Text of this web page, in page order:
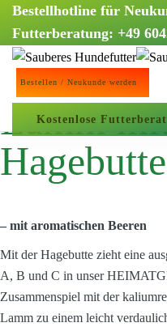
Bestellhotline für
Futterberatung: +49
Bestellen / Neukunde werden
Kostenlose
Lamm
Hagebutte
– mit aromatischen Beeren
Mit der Hagebutte zieht eine
A, B und C in unser
Zusammenspiel mit der
Lamm zu einem leicht